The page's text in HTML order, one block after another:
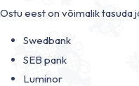
Ostu eest on võimalik tasuda
Swedbank
SEB pank
Luminor